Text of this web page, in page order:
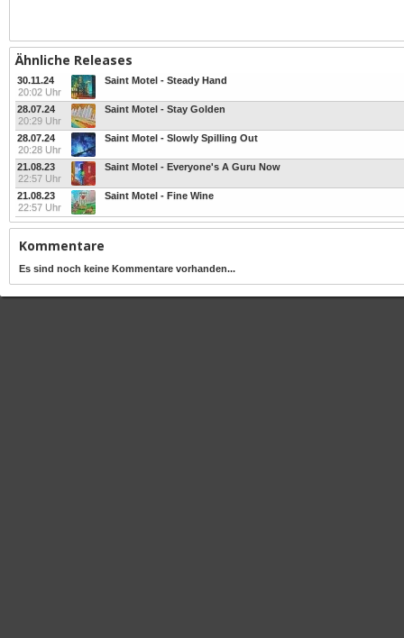
Ähnliche Releases
30.11.24
20:02 Uhr
Saint Motel - Steady Hand
28.07.24
20:29 Uhr
Saint Motel - Stay Golden
28.07.24
20:28 Uhr
Saint Motel - Slowly Spilling Out
21.08.23
22:57 Uhr
Saint Motel - Everyone's A Guru Now
21.08.23
22:57 Uhr
Saint Motel - Fine Wine
Kommentare
Es sind noch keine Kommentare vorhanden...